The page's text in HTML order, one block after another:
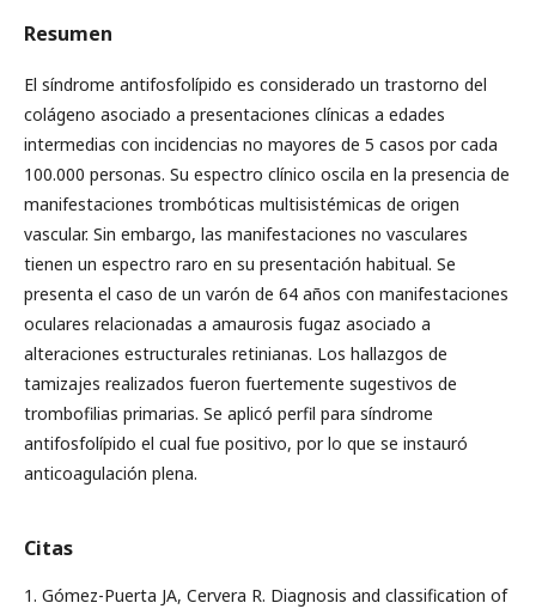
Resumen
El síndrome antifosfolípido es considerado un trastorno del
colágeno asociado a presentaciones clínicas a edades
intermedias con incidencias no mayores de 5 casos por cada
100.000 personas. Su espectro clínico oscila en la presencia de
manifestaciones trombóticas multisistémicas de origen
vascular. Sin embargo, las manifestaciones no vasculares
tienen un espectro raro en su presentación habitual. Se
presenta el caso de un varón de 64 años con manifestaciones
oculares relacionadas a amaurosis fugaz asociado a
alteraciones estructurales retinianas. Los hallazgos de
tamizajes realizados fueron fuertemente sugestivos de
trombofilias primarias. Se aplicó perfil para síndrome
antifosfolípido el cual fue positivo, por lo que se instauró
anticoagulación plena.
Citas
1. Gómez-Puerta JA, Cervera R. Diagnosis and classification of